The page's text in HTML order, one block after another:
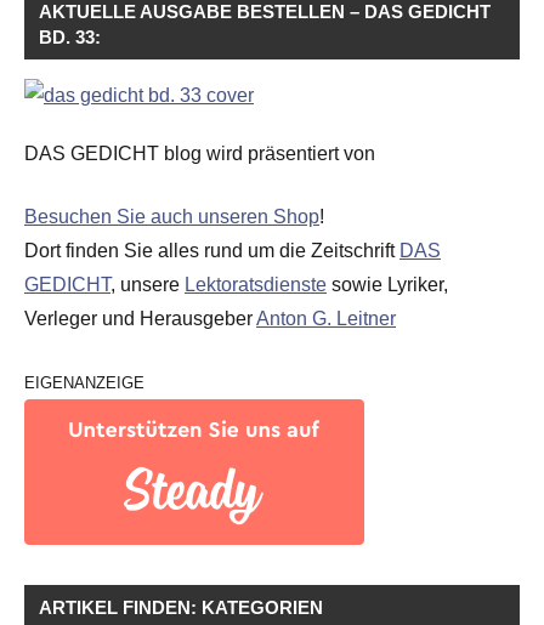
AKTUELLE AUSGABE BESTELLEN – DAS GEDICHT
BD. 33:
DAS GEDICHT blog wird präsentiert von
Besuchen Sie auch unseren Shop!
Dort finden Sie alles rund um die Zeitschrift DAS
GEDICHT, unsere Lektoratsdienste sowie Lyriker,
Verleger und HerausgeberAnton G. Leitner
EIGENANZEIGE
ARTIKEL FINDEN: KATEGORIEN